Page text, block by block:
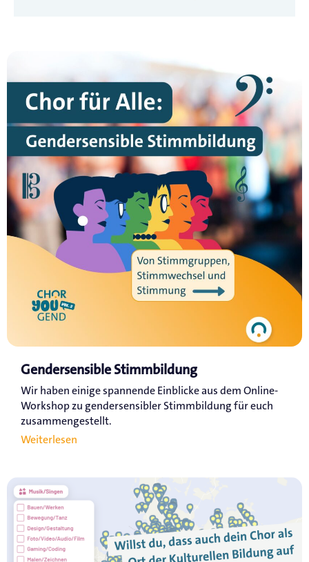
Gendersensible Stimmbildung
Wir haben einige spannende Einblicke aus dem Online-
Workshop zu gendersensibler Stimmbildung für euch
zusammengestellt.
Weiterlesen